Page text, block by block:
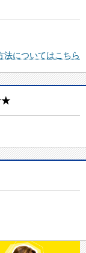
法についてはこちら